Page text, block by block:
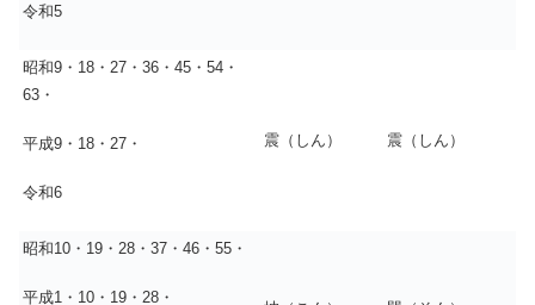
令和5
昭和9・18・27・36・45・54・
63・
平成9・18・27・
令和6
震（しん） 震（しん）
昭和10・19・28・37・46・55・
平成1・10・19・28・